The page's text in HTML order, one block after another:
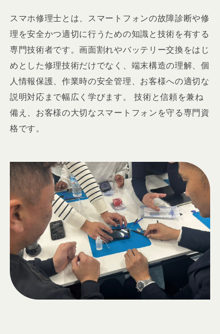
スマホ修理士とは、スマートフォンの故障診断や修
理を安全かつ適切に行うための知識と技術を有する
専門技術者です。画面割れやバッテリー交換をはじ
めとした修理技術だけでなく、端末構造の理解、個
人情報保護、作業時の安全管理、お客様への適切な
説明対応まで幅広く学びます。 技術と信頼を兼ね
備え、お客様の大切なスマートフォンを守る専門資
格です。